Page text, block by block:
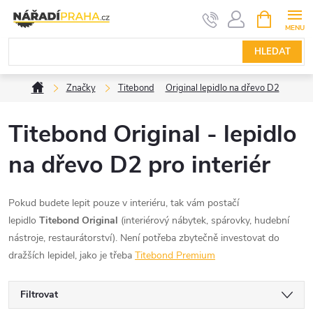
obsah
HLEDAT
NÁKUPNÍ
KOŠÍK
DomůZnačky Titebond Original lepidlo na dřevo D2
Titebond Original - lepidlo
na dřevo D2 pro interiér
Pokud budete lepit pouze v interiéru, tak vám postačí
lepidlo Titebond Original (interiérový nábytek, spárovky, hudební
nástroje, restaurátorství). Není potřeba zbytečně investovat do
dražších lepidel, jako je třeba Titebond Premium
Filtrovat